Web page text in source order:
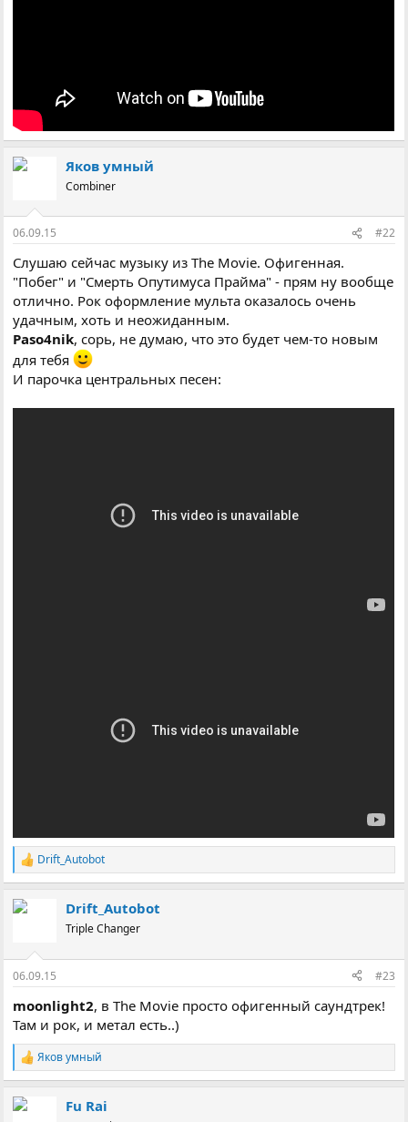
Яков умный
Combiner
06.09.15 #22
Слушаю сейчас музыку из The Movie. Офигенная.
"Побег" и "Смерть Опутимуса Прайма" - прям ну вообще
отлично. Рок оформление мульта оказалось очень
удачным, хоть и неожиданным.
Paso4nik, сорь, не думаю, что это будет чем-то новым
для тебя
И парочка центральных песен:
Р
е
к
Drift_Autobot
Drift_Autobot
Triple Changer
06.09.15 #23
moonlight2, в The Movie просто офигенный саундтрек!
Там и рок, и метал есть..)
Р
е
к
Яков умный
Fu Rai